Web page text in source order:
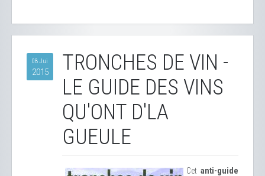
08 Jui
2015
TRONCHES DE VIN -
LE GUIDE DES VINS
QU'ONT D'LA
GUEULE
Cet anti-guide